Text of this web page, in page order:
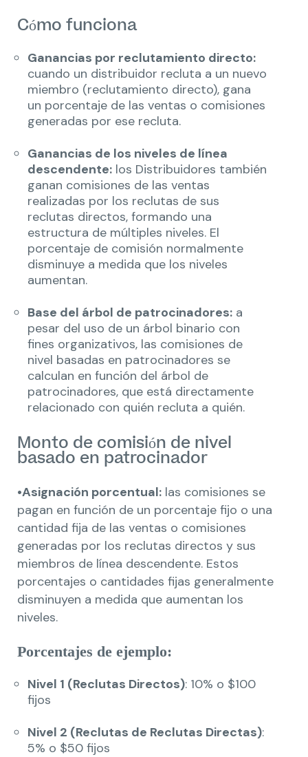
Cómo funciona
Ganancias por reclutamiento directo:
cuando un distribuidor recluta a un nuevo
miembro (reclutamiento directo), gana
un porcentaje de las ventas o comisiones
generadas por ese recluta.
Ganancias de los niveles de línea
descendente: los Distribuidores también
ganan comisiones de las ventas
realizadas por los reclutas de sus
reclutas directos, formando una
estructura de múltiples niveles. El
porcentaje de comisión normalmente
disminuye a medida que los niveles
aumentan.
Base del árbol de patrocinadores: a
pesar del uso de un árbol binario con
fines organizativos, las comisiones de
nivel basadas en patrocinadores se
calculan en función del árbol de
patrocinadores, que está directamente
relacionado con quién recluta a quién.
Monto de comisión de nivel
basado en patrocinador
•Asignación porcentual: las comisiones se
pagan en función de un porcentaje fijo o una
cantidad fija de las ventas o comisiones
generadas por los reclutas directos y sus
miembros de línea descendente. Estos
porcentajes o cantidades fijas generalmente
disminuyen a medida que aumentan los
niveles.
Porcentajes de ejemplo:
Nivel 1 (Reclutas Directos): 10% o $100
fijos
Nivel 2 (Reclutas de Reclutas Directas):
5% o $50 fijos